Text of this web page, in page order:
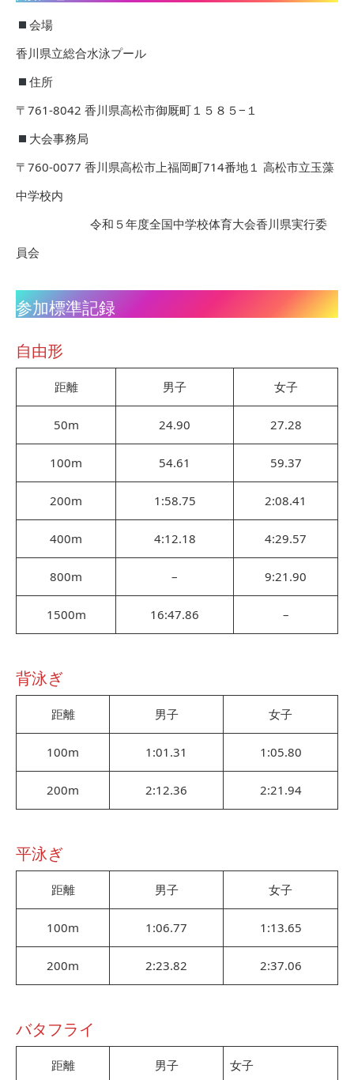
会場
香川県立総合水泳プール
住所
〒761-8042 香川県高松市御厩町１５８５−１
大会事務局
〒760-0077 香川県高松市上福岡町714番地１ 高松市立玉藻
中学校内
令和５年度全国中学校体育大会香川県実行委
員会
参加標準記録
自由形
距離 男子 女子
50m 24.90 27.28
100m 54.61 59.37
200m 1:58.75 2:08.41
400m 4:12.18 4:29.57
800m – 9:21.90
1500m 16:47.86 –
背泳ぎ
距離 男子 女子
100m 1:01.31 1:05.80
200m 2:12.36 2:21.94
平泳ぎ
距離 男子 女子
100m 1:06.77 1:13.65
200m 2:23.82 2:37.06
バタフライ
距離 男子 女子